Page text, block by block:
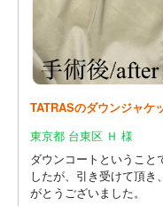
TATRASのダウンジャケ
東京都 台東区 Ｈ 様
ダウンコートということ
したが、引き受けて頂き
がとうございました。